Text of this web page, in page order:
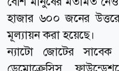
হাজার ৬০০ জনের
মূল্যায়ন করা হয়েছে।
ন্যাটো জোটের সাবেক